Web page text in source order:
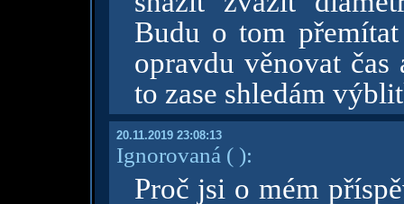
Budu o tom
opravdu věnovat
to zase shledám
20.11.2019 23:08:13
Ignorovaná ( ):
Proč jsi o mém